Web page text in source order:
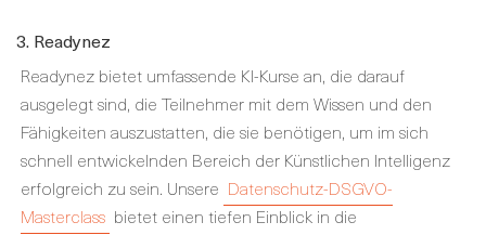
3. Readynez
Readynez bietet umfassende KI-Kurse an, die darauf
ausgelegt sind, die Teilnehmer mit dem Wissen und den
Fähigkeiten auszustatten, die sie benötigen, um im sich
schnell entwickelnden Bereich der Künstlichen Intelligenz
erfolgreich zu sein. Unsere Datenschutz-DSGVO-
Masterclass bietet einen tiefen Einblick in die